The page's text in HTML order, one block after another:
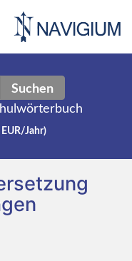
Suchen
Jahr)